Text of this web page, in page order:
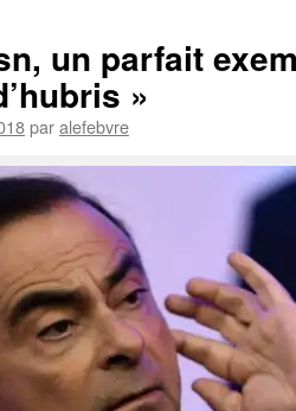
un parfait
»
paralefebvre